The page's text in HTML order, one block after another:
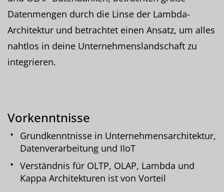
Datenmengen durch die Linse der Lambda-
Architektur und betrachtet einen Ansatz, um alles
nahtlos in deine Unternehmenslandschaft zu
integrieren.
Vorkenntnisse
Grundkenntnisse in Unternehmensarchitektur,
Datenverarbeitung und IIoT
Verständnis für OLTP, OLAP, Lambda und
Kappa Architekturen ist von Vorteil